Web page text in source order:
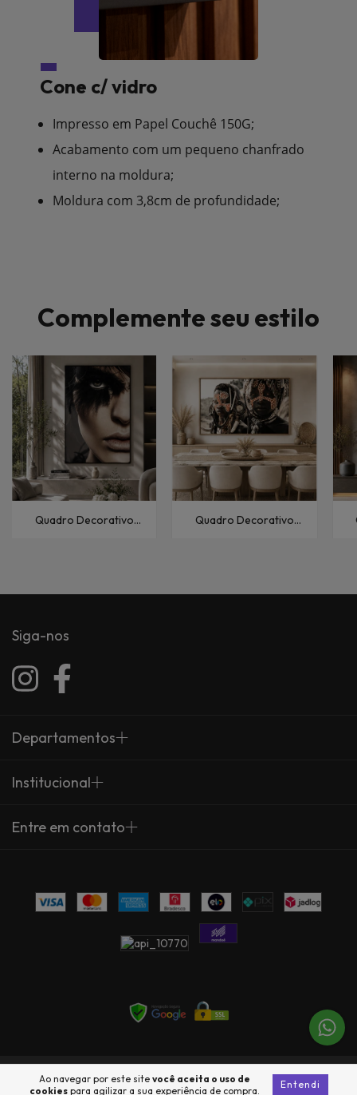
Ao navegar por este site você aceita o uso de
cookies para agilizar a sua experiência de compra.
Entendi
Cone c/ vidro
Impresso em Papel Couchê 150G;
Acabamento com um pequeno chanfrado
interno na moldura;
Moldura com 3,8cm de profundidade;
Complemente seu estilo
Quadro Decorativo
Quadro Decorativo
Siga-nos
Departamentos
Institucional
Entre em contato
Copyright Arte Própria - 23735360000137 - 2026. Todos os direitos
reservados.